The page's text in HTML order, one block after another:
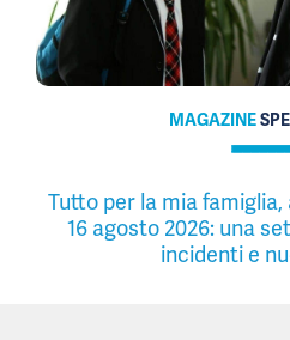
MAGAZINE
Tutto per la mia famiglia,
16 agosto 2026: una
incidenti e